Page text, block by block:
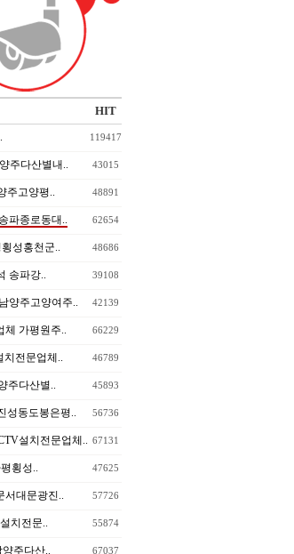
HIT
119417
주다산별내.. 43015
주고양평.. 48891
파종로동대.. 62654
성홍천군.. 48686
송파강.. 39108
양주고양여주.. 42139
체 가평원주.. 66229
치전문업체.. 46789
주다산별.. 45893
성동도봉은평.. 56736
설치전문업체.. 67131
횡성.. 47625
서대문광진.. 57726
치전문.. 55874
주다산.. 67037